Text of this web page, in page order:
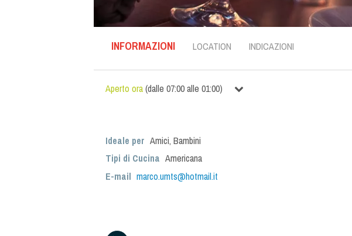
INFORMAZIONI LOCATION INDICAZIONI
Aperto ora(dalle 07:00alle 01:00)
Ideale per Amici, Bambini
Tipi di Cucina Americana
E-mail marco.umts@hotmail.it